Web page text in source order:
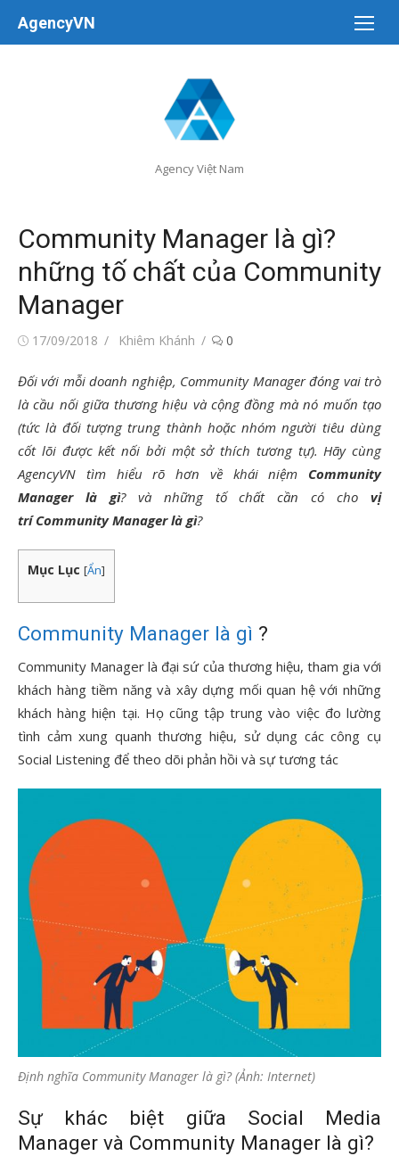
Agency Việt Nam
AgencyVN
Community Manager là gì?
những tố chất của Community
Manager
Đăng17/09/2018
Tác
Khiêm Khánh 0
Đối với mỗi doanh nghiệp, Community Manager đóng vai trò
là cầu nối giữa thương hiệu và cộng đồng mà nó muốn tạo
(tức là đối tượng trung thành hoặc nhóm người tiêu dùng
cốt lõi được kết nối bởi một sở thích tương tự). Hãy cùng
AgencyVN tìm hiểu rõ hơn về khái niệm Community
Manager là gì? và những tố chất cần có chovị
trí Community Manager là gì?
Mục Lục [Ẩn]
Community Manager là gì ?
Community Manager là đại sứ của thương hiệu, tham gia với
khách hàng tiềm năng và xây dựng mối quan hệ với những
khách hàng hiện tại. Họ cũng tập trung vào việc đo lường
tình cảm xung quanh thương hiệu, sử dụng các công cụ
Social Listening để theo dõi phản hồi và sự tương tác
Định nghĩa Community Manager là gì? (Ảnh: Internet)
Sự khác biệt giữa Social Media
Manager và Community Manager là gì?